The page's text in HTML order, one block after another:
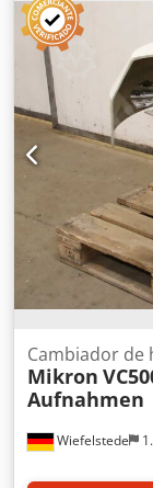
mecanizado
-Cambiador de
HC400; hay
Completo con:
Número de
Conexión: SK40.
2270/630/A1725
Wiefelstede
Cambiador de
Mikron
Aufnahmen